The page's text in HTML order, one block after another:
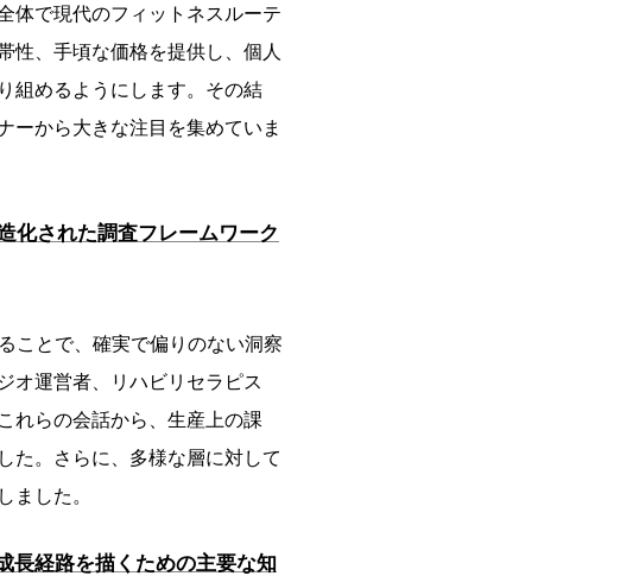
体で現代のフィットネスルーテ
性、手頃な価格を提供し、個人
組めるようにします。その結
ーから大きな注目を集めていま
化された調査フレームワーク
ことで、確実で偏りのない洞察
オ運営者、リハビリセラピス
れらの会話から、生産上の課
た。さらに、多様な層に対して
した。
長経路を描くための主要な知